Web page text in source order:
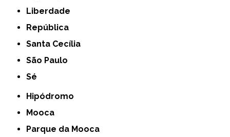
Liberdade
República
Santa Cecília
São Paulo
Sé
Hipódromo
Mooca
Parque da Mooca